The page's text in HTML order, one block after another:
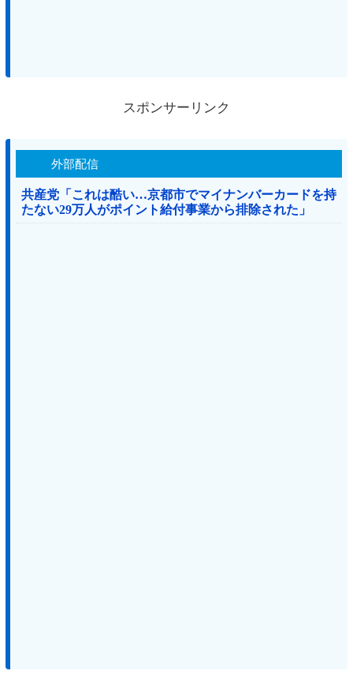
スポンサーリンク
外部配信
共産党「これは酷い…京都市でマイナンバーカードを持
たない29万人がポイント給付事業から排除された」